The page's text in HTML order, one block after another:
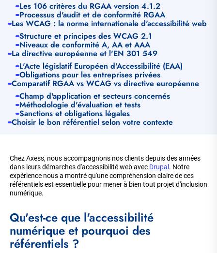
Les 106 critères du RGAA version 4.1.2
Processus d'audit et de conformité RGAA
Les WCAG : la norme internationale d'accessibilité web
Structure et principes des WCAG 2.1
Niveaux de conformité A, AA et AAA
La directive européenne et l'EN 301 549
L'Acte législatif Européen d'Accessibilité (EAA)
Obligations pour les entreprises privées
Comparatif RGAA vs WCAG vs directive européenne
Champ d'application et secteurs concernés
Méthodologie d'évaluation et tests
Sanctions et obligations légales
Choisir le bon référentiel selon votre contexte
Chez Axess, nous accompagnons nos clients depuis des années
dans leurs démarches d'accessibilité web avec Drupal . Notre
expérience nous a montré qu'une compréhension claire de ces
référentiels est essentielle pour mener à bien tout projet d'inclusion
numérique.
Qu'est-ce que l'accessibilité
numérique et pourquoi des
référentiels ?